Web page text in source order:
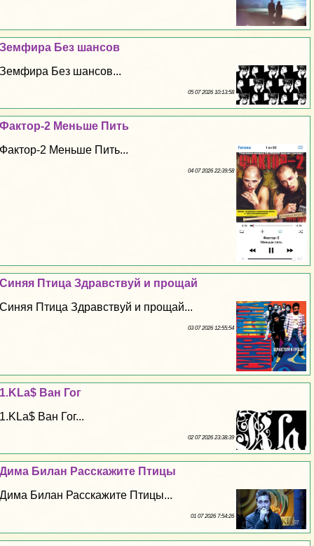
Земфира Без шансов
Земфира Без шансов...
05 07 2026 10:13:58
Фактор-2 Меньше Пить
Фактор-2 Меньше Пить...
04 07 2026 22:39:58
Синяя Птица Здравствуй и прощай
Синяя Птица Здравствуй и прощай...
03 07 2026 12:55:54
1.KLa$ Ван Гог
1.KLa$ Ван Гог...
02 07 2026 23:38:39
Дима Билан Расскажите Птицы
Дима Билан Расскажите Птицы...
01 07 2026 7:54:26